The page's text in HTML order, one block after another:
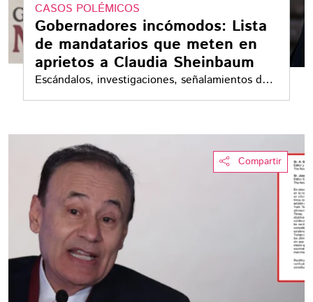
CASOS POLÉMICOS
Gobernadores incómodos: Lista
de mandatarios que meten en
aprietos a Claudia Sheinbaum
Escándalos, investigaciones, señalamientos de
corrupción y crisis de seguridad han obligado a
gobernadores
Compartir